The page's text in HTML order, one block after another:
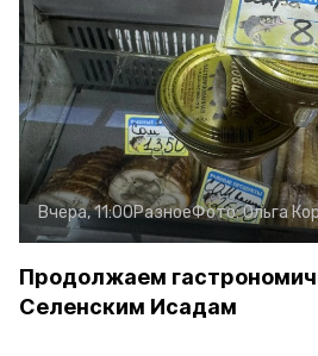
Вчера, 11:00РазноеФото:Ольга
Продолжаем
Селенским Исадам